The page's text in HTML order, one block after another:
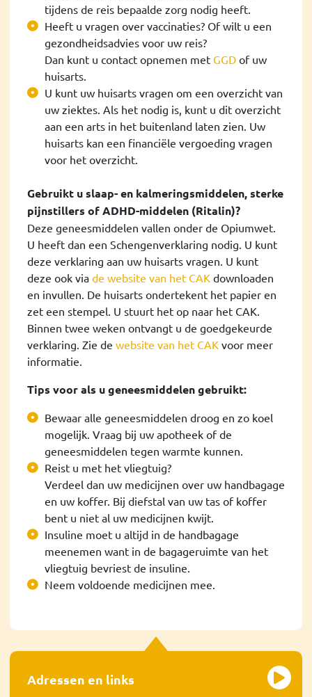
tijdens de reis bepaalde zorg nodig heeft.
Heeft u vragen over vaccinaties? Of wilt u een
gezondheidsadvies voor uw reis?
Dan kunt u contact opnemen met GGD of uw
huisarts.
U kunt uw huisarts vragen om een overzicht van
uw ziektes. Als het nodig is, kunt u dit overzicht
aan een arts in het buitenland laten zien. Uw
huisarts kan een financiële vergoeding vragen
voor het overzicht.
Gebruikt u slaap- en kalmeringsmiddelen, sterke
pijnstillers of ADHD-middelen (Ritalin)?
Deze geneesmiddelen vallen onder de Opiumwet.
U heeft dan een Schengenverklaring nodig. U kunt
deze verklaring aan uw huisarts vragen. U kunt
deze ook via de website van het CAK downloaden
en invullen. De huisarts ondertekent het papier en
zet een stempel. U stuurt het op naar het CAK.
Binnen twee weken ontvangt u de goedgekeurde
verklaring. Zie de website van het CAK voor meer
informatie.
Tips voor als u geneesmiddelen gebruikt:
Bewaar alle geneesmiddelen droog en zo koel
mogelijk. Vraag bij uw apotheek of de
geneesmiddelen tegen warmte kunnen.
Reist u met het vliegtuig?
Verdeel dan uw medicijnen over uw handbagage
en uw koffer. Bij diefstal van uw tas of koffer
bent u niet al uw medicijnen kwijt.
Insuline moet u altijd in de handbagage
meenemen want in de bagageruimte van het
vliegtuig bevriest de insuline.
Neem voldoende medicijnen mee.
Adressen en links